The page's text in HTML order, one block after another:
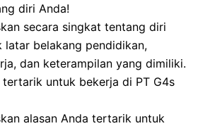
diri Anda!
secara singkat tentang diri
latar belakang pendidikan,
dan keterampilan yang dimiliki.
tertarik untuk bekerja di PT G4s
alasan Anda tertarik untuk